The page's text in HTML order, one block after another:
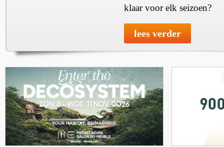
klaar voor elk seizoen?
lees verder